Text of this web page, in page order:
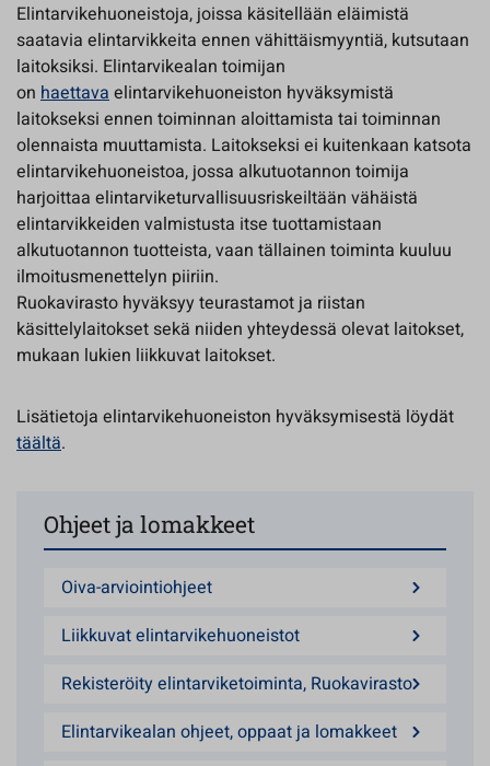
Elintarvikehuoneistoja, joissa käsitellään eläimistä
saatavia elintarvikkeita ennen vähittäismyyntiä, kutsutaan
laitoksiksi. Elintarvikealan toimijan
on haettavaelintarvikehuoneiston hyväksymistä
laitokseksi ennen toiminnan aloittamista tai toiminnan
olennaista muuttamista. Laitokseksi ei kuitenkaan katsota
elintarvikehuoneistoa, jossa alkutuotannon toimija
harjoittaa elintarviketurvallisuusriskeiltään vähäistä
elintarvikkeiden valmistusta itse tuottamistaan
alkutuotannon tuotteista, vaan tällainen toiminta kuuluu
ilmoitusmenettelyn piiriin.
Ruokavirasto hyväksyy teurastamot ja riistan
käsittelylaitokset sekä niiden yhteydessä olevat laitokset,
mukaan lukien liikkuvat laitokset.
Lisätietoja elintarvikehuoneiston hyväksymisestä löydät
täältä.
Ohjeet ja lomakkeet
Oiva-arviointiohjeet
Liikkuvat elintarvikehuoneistot
Rekisteröity elintarviketoiminta, Ruokavirasto
Elintarvikealan ohjeet, oppaat ja lomakkeet